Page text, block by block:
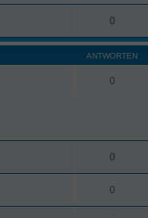
0
ANTWORTEN
0
0
0